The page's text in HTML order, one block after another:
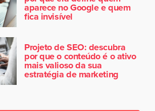
aparece no Google e quem
fica invisível
Projeto de SEO: descubra
por que o conteúdo é o ativo
mais valioso da sua
estratégia de marketing